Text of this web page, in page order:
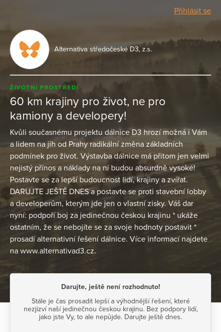
Přihlásit se
Alternativa středočeské D3, z.s.
ŽIVOTNÍ PROSTŘEDÍ
60 km krajiny pro život, ne pro
kamiony a developery!
Kvůli současnému projektu dálnice D3 hrozí možná i Vám
a lidem na jih od Prahy radikální změna základních
podmínek pro život. Výstavba dálnice má přitom jen velmi
nejistý přínos a náklady na ní budou absurdně vysoké!
Postavte se za lepší budoucnost lidí, krajiny a zvířat.
DARUJTE JEŠTĚ DNES a postavte se proti stavební lobby
a developerům, kterým jde jen o vlastní zisky. Váš dar
nyní: podpoří boj za jedinečnou českou krajinu * ukáže
ostatním, že se nebojíte se za svoje hodnoty postavit *
prosadí alternativní řešení dálnice. Více informací najdete
na www.alternativad3.cz.
Darujte, ještě není rozhodnuto!
Stále je čas prosadit lepší a výhodnější řešení, které
nezjizví naší jedinečnou českou krajinu. Bez podpory lidí,
jako jste Vy, to ale nepůjde. Darujte ještě dnes.